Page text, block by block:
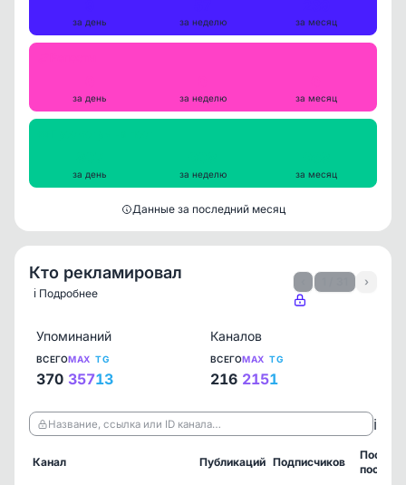
за день за неделю за месяц
за день за неделю за месяц
за день за неделю за месяц
Данные за последний месяц
Кто рекламировал
ℹ️ Подробнее
›
Упоминаний
ВСЕГО
370
MAX
357
TG
13
Каналов
ВСЕГО
216
MAX
215
TG
1
Название, ссылка или ID канала… ℹ️
Канал Публикаций Подписчиков
пост